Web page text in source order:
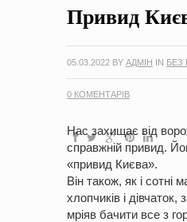
на період 2018 – 2020 роки
проектів
0 Коментарів
Привид
05.03.2022 BY АДМІН IN БЕЗ
0 КОМЕНТАРІВ
Нас захищає від
справжній привид.
«привид Києва».
Він також, як і сотні
хлопчиків і
мріяв бачити все з